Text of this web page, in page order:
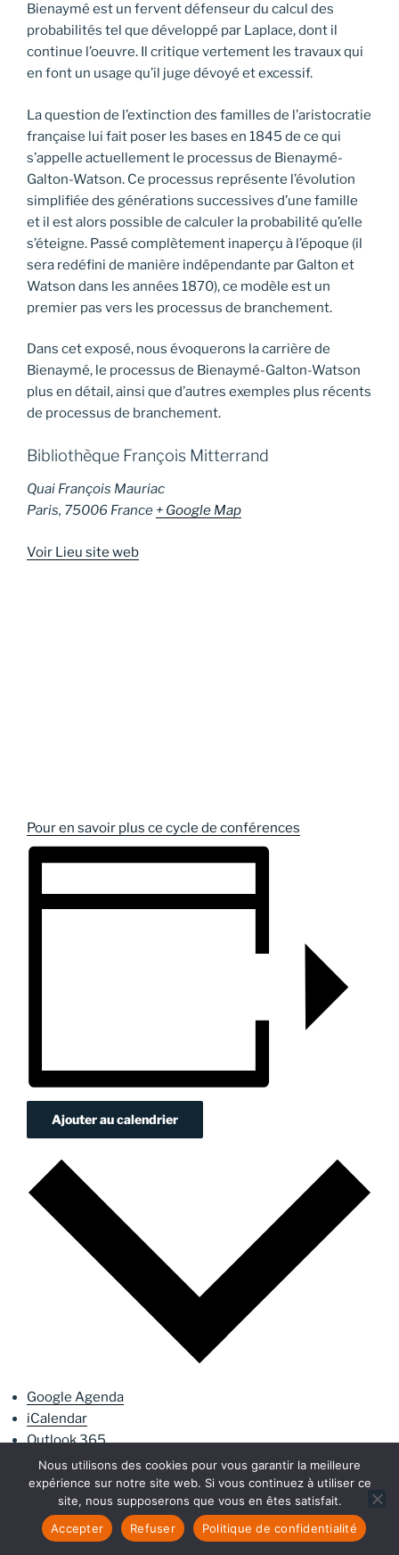
Bienaymé est un fervent défenseur du calcul des
probabilités tel que développé par Laplace, dont il
continue l’oeuvre. Il critique vertement les travaux qui
en font un usage qu’il juge dévoyé et excessif.
La question de l’extinction des familles de l’aristocratie
française lui fait poser les bases en 1845 de ce qui
s’appelle actuellement le processus de Bienaymé-
Galton-Watson. Ce processus représente l’évolution
simplifiée des générations successives d’une famille
et il est alors possible de calculer la probabilité qu’elle
s’éteigne. Passé complètement inaperçu à l’époque (il
sera redéfini de manière indépendante par Galton et
Watson dans les années 1870), ce modèle est un
premier pas vers les processus de branchement.
Dans cet exposé, nous évoquerons la carrière de
Bienaymé, le processus de Bienaymé-Galton-Watson
plus en détail, ainsi que d’autres exemples plus récents
de processus de branchement.
Bibliothèque François Mitterrand
Quai François Mauriac
Paris, 75006 France + Google Map
Voir Lieu site web
Pour en savoir plus ce cycle de conférences
Ajouter au calendrier
Google Agenda
iCalendar
Outlook 365
Outlook Live
PUBLIÉ
16 AVRIL 2025
Nous utilisons des cookies pour vous garantir la meilleure
expérience sur notre site web. Si vous continuez à utiliser ce
site, nous supposerons que vous en êtes satisfait.
Accepter
Refuser Politique de confidentialité